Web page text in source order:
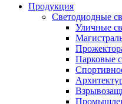
Продукция
Светодиодные
Уличные
Парковые